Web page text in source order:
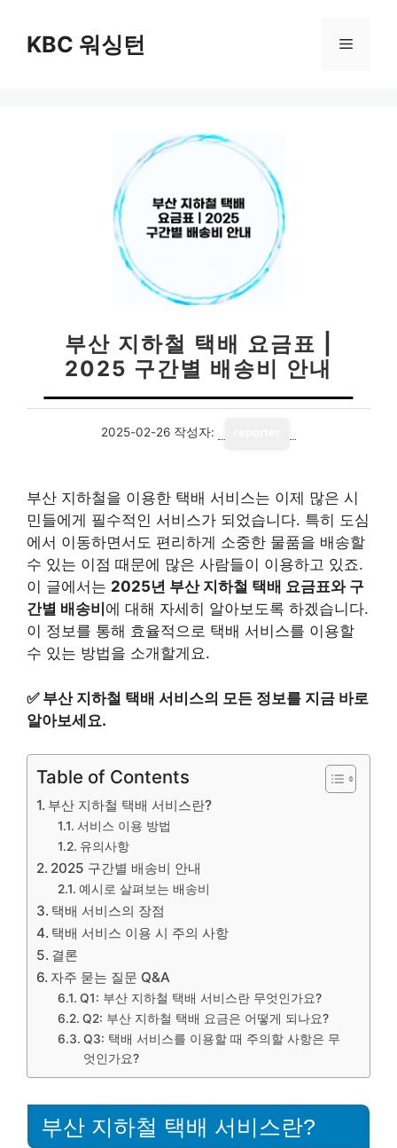
KBC 워싱턴 메
부산 지하철 택배 요금표 |
2025 구간별 배송비 안내
2025-02-26 작성자:
부산 지하철을 이용한 택배 서비스는 이제 많은 시
민들에게 필수적인 서비스가 되었습니다. 특히 도심
에서 이동하면서도 편리하게 소중한 물품을 배송할
수 있는 이점 때문에 많은 사람들이 이용하고 있죠.
이 글에서는 2025년 부산 지하철 택배 요금표와 구
간별 배송비 에 대해 자세히 알아보도록 하겠습니다.
이 정보를 통해 효율적으로 택배 서비스를 이용할
수 있는 방법을 소개할게요.
✅ 부산 지하철 택배 서비스의 모든 정보를 지금 바로
알아보세요.
Table of Contents
부산 지하철 택배 서비스란?
서비스 이용 방법
유의사항
2025 구간별 배송비 안내
예시로 살펴보는 배송비
택배 서비스의 장점
택배 서비스 이용 시 주의 사항
결론
자주 묻는 질문 Q&A
Q1: 부산 지하철 택배 서비스란 무엇인가요?
Q2: 부산 지하철 택배 요금은 어떻게 되나요?
Q3: 택배 서비스를 이용할 때 주의할 사항은 무
엇인가요?
부산 지하철 택배 서비스란?